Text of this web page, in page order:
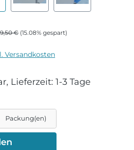
Preis:
€ (15.08% gespart)
Versandkosten
Lieferzeit: 1-3 Tage
Packung(en)